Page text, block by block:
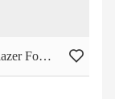
Linha de processamento Puffed Snacks lazer Food Extrusora Máquina